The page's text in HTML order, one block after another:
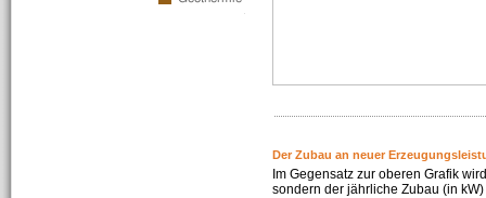
Der Zubau an neuer
Im Gegensatz zur oberen Grafik
sondern der jährliche Zubau (in